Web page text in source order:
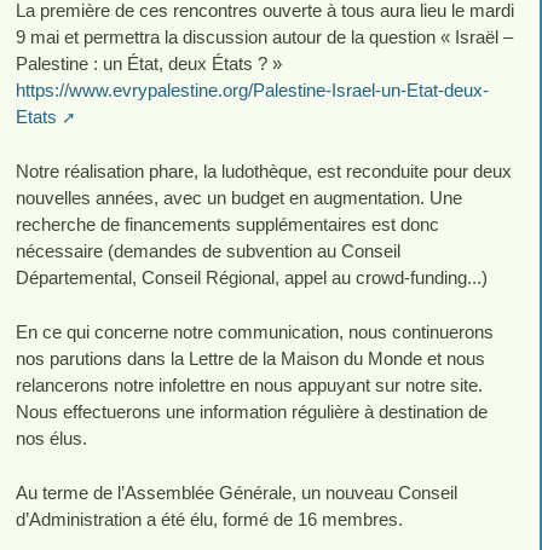
La première de ces rencontres ouverte à tous aura lieu le mardi
9 mai et permettra la discussion autour de la question « Israël –
Palestine : un État, deux États ? »
https://www.evrypalestine.org/Palestine-Israel-un-Etat-deux-
Etats
Notre réalisation phare, la ludothèque, est reconduite pour deux
nouvelles années, avec un budget en augmentation. Une
recherche de financements supplémentaires est donc
nécessaire (demandes de subvention au Conseil
Départemental, Conseil Régional, appel au crowd-funding...)
En ce qui concerne notre communication, nous continuerons
nos parutions dans la Lettre de la Maison du Monde et nous
relancerons notre infolettre en nous appuyant sur notre site.
Nous effectuerons une information régulière à destination de
nos élus.
Au terme de l’Assemblée Générale, un nouveau Conseil
d’Administration a été élu, formé de 16 membres.